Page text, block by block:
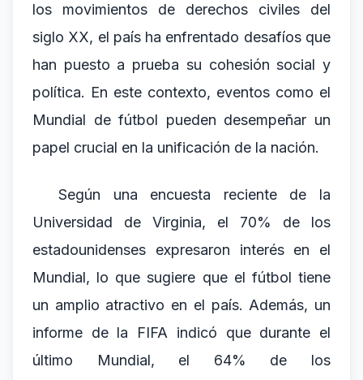
los movimientos de derechos civiles del
siglo XX, el país ha enfrentado desafíos que
han puesto a prueba su cohesión social y
política. En este contexto, eventos como el
Mundial de fútbol pueden desempeñar un
papel crucial en la unificación de la nación.
Según una encuesta reciente de la
Universidad de Virginia, el 70% de los
estadounidenses expresaron interés en el
Mundial, lo que sugiere que el fútbol tiene
un amplio atractivo en el país. Además, un
informe de la FIFA indicó que durante el
último Mundial, el 64% de los